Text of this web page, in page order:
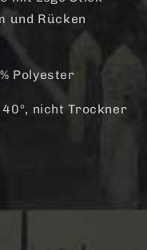
und Rücken
Polyester
nicht Trockner